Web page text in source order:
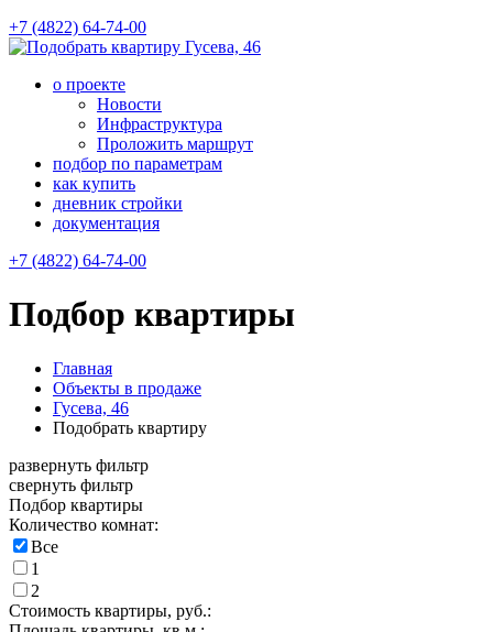
+7 (4822) 64-74-00
Гусева, 46
о проекте
Новости
Инфраструктура
Проложить маршрут
подбор по параметрам
как купить
дневник стройки
документация
+7 (4822) 64-74-00
Подбор квартиры
Главная
Объекты в продаже
Гусева, 46
Подобрать квартиру
развернуть фильтр
свернуть фильтр
Подбор квартиры
Количество комнат:
Все
1
2
Стоимость квартиры, руб.: